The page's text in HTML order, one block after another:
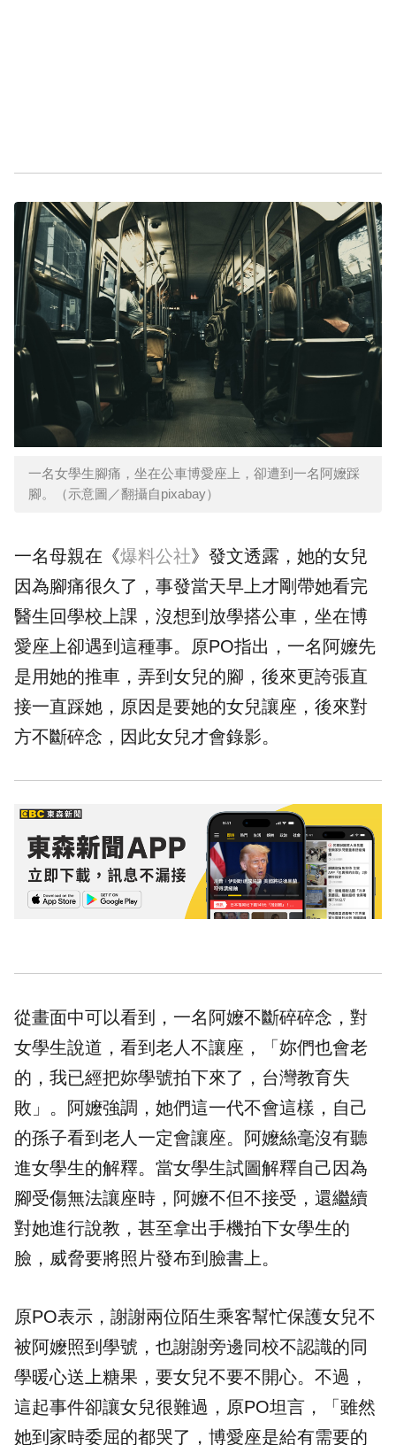
一名女學生腳痛，坐在公車博愛座上，卻遭到一名阿嬤踩
腳。（示意圖／翻攝自pixabay）
一名母親在《爆料公社》發文透露，她的女兒
因為腳痛很久了，事發當天早上才剛帶她看完
醫生回學校上課，沒想到放學搭公車，坐在博
愛座上卻遇到這種事。原PO指出，一名阿嬤先
是用她的推車，弄到女兒的腳，後來更誇張直
接一直踩她，原因是要她的女兒讓座，後來對
方不斷碎念，因此女兒才會錄影。
從畫面中可以看到，一名阿嬤不斷碎碎念，對
女學生說道，看到老人不讓座，「妳們也會老
的，我已經把妳學號拍下來了，台灣教育失
敗」。阿嬤強調，她們這一代不會這樣，自己
的孫子看到老人一定會讓座。阿嬤絲毫沒有聽
進女學生的解釋。當女學生試圖解釋自己因為
腳受傷無法讓座時，阿嬤不但不接受，還繼續
對她進行說教，甚至拿出手機拍下女學生的
臉，威脅要將照片發布到臉書上。
原PO表示，謝謝兩位陌生乘客幫忙保護女兒不
被阿嬤照到學號，也謝謝旁邊同校不認識的同
學暖心送上糖果，要女兒不要不開心。不過，
這起事件卻讓女兒很難過，原PO坦言，「雖然
她到家時委屈的都哭了，博愛座是給有需要的